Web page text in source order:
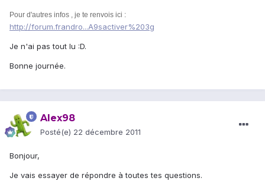
Pour d'autres infos , je te renvois ici :
http://forum.frandro...A9sactiver%203g
Je n'ai pas tout lu :D.
Bonne journée.
Alex98
Posté(e) 22 décembre 2011
Bonjour,
Je vais essayer de répondre à toutes tes questions.